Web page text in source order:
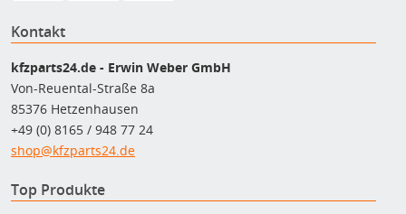
Kontakt
kfzparts24.de - Erwin Weber GmbH
Von-Reuental-Straße 8a
85376 Hetzenhausen
+49 (0) 8165 / 948 77 24
shop@kfzparts24.de
Top Produkte